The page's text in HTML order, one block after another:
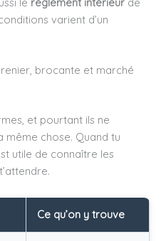
varient d’un
brocante et marché
et pourtant ils ne
même chose. Quand tu
utile de connaître les
Ce qu’on y trouve